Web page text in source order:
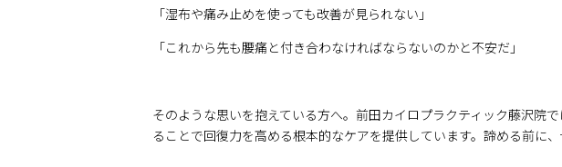
「湿布や痛み止めを使っても改善が見られない」
「これから先も腰痛と付き合わなければならないのかと不安だ」
そのような思いを抱えている方へ。前田カイロプラクティック藤沢院
ることで回復力を高める根本的なケアを提供しています。諦める前に、